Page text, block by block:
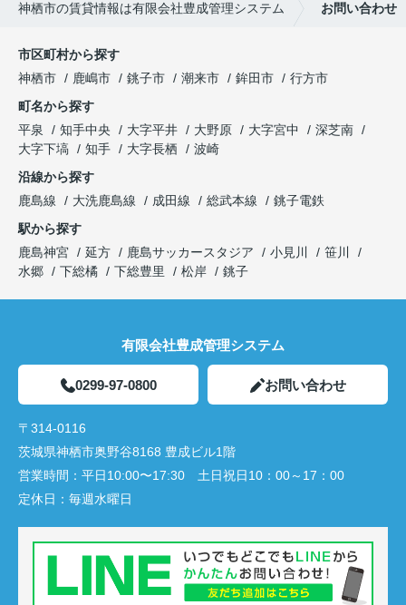
神栖市の賃貸情報は有限会社豊成管理システム お問い合わせ
市区町村から探す
神栖市
鹿嶋市 銚子市 潮来市 鉾田市
行方市
町名から探す
平泉
知手中央 大字平井 大野原 大字宮中
深芝南
大字下塙
知手 大字長栖
波崎
沿線から探す
鹿島線
大洗鹿島線 成田線 総武本線
銚子電鉄
駅から探す
鹿島神宮
延方 鹿島サッカースタジア 小見川
笹川
水郷
下総橘 下総豊里 松岸 銚子
有限会社豊成管理システム
0299-97-0800 お問い合わせ
〒314-0116
茨城県神栖市奥野谷8168 豊成ビル1階
営業時間： 平日10:00〜17:30 土日祝日10：00～17：00
定休日： 毎週水曜日